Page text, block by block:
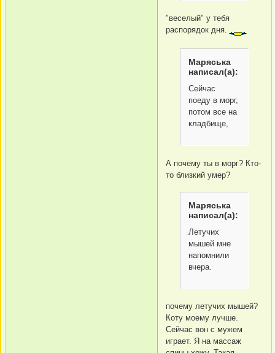
"веселый" у тебя
распорядок дня.
Маряська
написал(а):
Сейчас
поеду в морг,
потом все на
кладбище,
А почему ты в морг? Кто-
то близкий умер?
Маряська
написал(а):
Летучих
мышей мне
напомнили
вчера.
почему летучих мышей?
Коту моему лучше.
Сейчас вон с мужем
играет. Я на массаж